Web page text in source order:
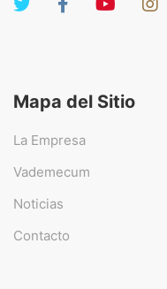
Mapa del Sitio
La Empresa
Vademecum
Noticias
Contacto